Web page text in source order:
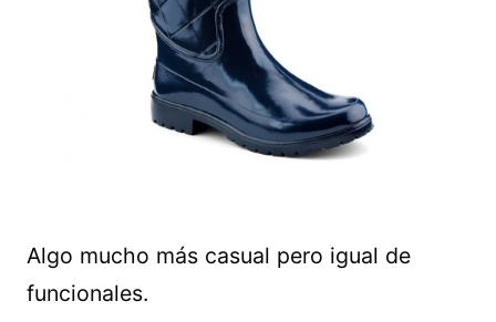
Algo mucho más casual pero igual de
funcionales.